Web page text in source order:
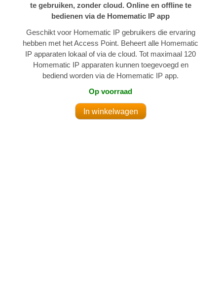
te gebruiken, zonder cloud. Online en offline te
bedienen via de Homematic IP app
Geschikt voor Homematic IP gebruikers die ervaring
hebben met het Access Point. Beheert alle Homematic
IP apparaten lokaal of via de cloud. Tot maximaal 120
Homematic IP apparaten kunnen toegevoegd en
bediend worden via de Homematic IP app.
Op voorraad